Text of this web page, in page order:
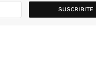
SUSCRIBITE